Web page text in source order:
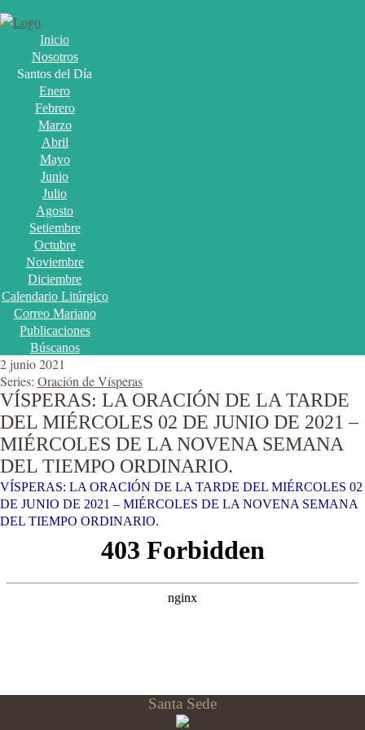
Inicio
Nosotros
Santos del Día
Enero
Febrero
Marzo
Abril
Mayo
Junio
Julio
Agosto
Setiembre
Octubre
Noviembre
Diciembre
Calendario Litúrgico
Correo Mariano
Publicaciones
Búscanos
2 junio 2021
Series: Oración de Vísperas
VÍSPERAS: LA ORACIÓN DE LA TARDE
DEL MIÉRCOLES 02 DE JUNIO DE 2021 –
MIÉRCOLES DE LA NOVENA SEMANA
DEL TIEMPO ORDINARIO.
VÍSPERAS: LA ORACIÓN DE LA TARDE DEL MIÉRCOLES 02
DE JUNIO DE 2021 – MIÉRCOLES DE LA NOVENA SEMANA
DEL TIEMPO ORDINARIO.
Santa Sede